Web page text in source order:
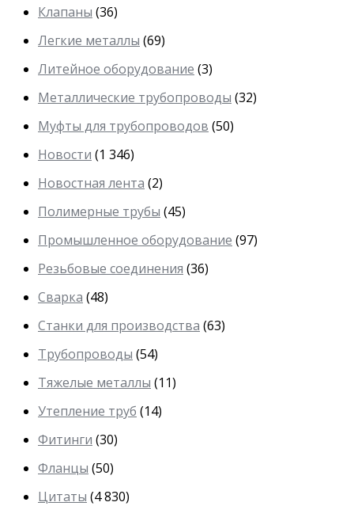
Клапаны (36)
Легкие металлы (69)
Литейное оборудование (3)
Металлические трубопроводы (32)
Муфты для трубопроводов (50)
Новости (1 346)
Новостная лента (2)
Полимерные трубы (45)
Промышленное оборудование (97)
Резьбовые соединения (36)
Сварка (48)
Станки для производства (63)
Трубопроводы (54)
Тяжелые металлы (11)
Утепление труб (14)
Фитинги (30)
Фланцы (50)
Цитаты (4 830)